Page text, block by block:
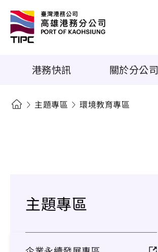
港務快訊 關於分公司
主題專區 環境教育專區
主題專區